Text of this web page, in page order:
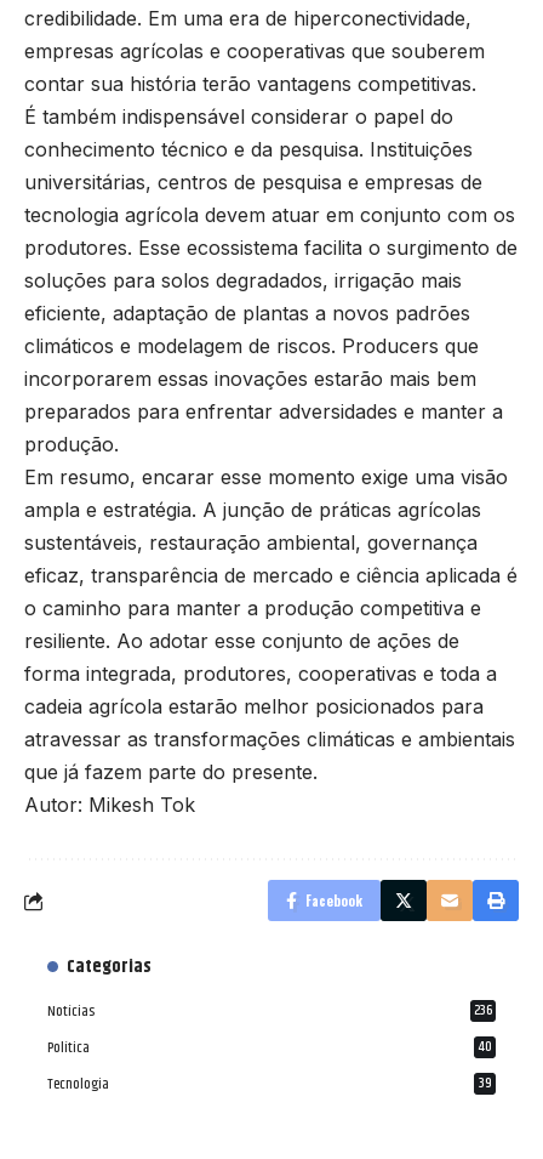
credibilidade. Em uma era de hiperconectividade,
empresas agrícolas e cooperativas que souberem
contar sua história terão vantagens competitivas.
É também indispensável considerar o papel do
conhecimento técnico e da pesquisa. Instituições
universitárias, centros de pesquisa e empresas de
tecnologia agrícola devem atuar em conjunto com os
produtores. Esse ecossistema facilita o surgimento de
soluções para solos degradados, irrigação mais
eficiente, adaptação de plantas a novos padrões
climáticos e modelagem de riscos. Producers que
incorporarem essas inovações estarão mais bem
preparados para enfrentar adversidades e manter a
produção.
Em resumo, encarar esse momento exige uma visão
ampla e estratégia. A junção de práticas agrícolas
sustentáveis, restauração ambiental, governança
eficaz, transparência de mercado e ciência aplicada é
o caminho para manter a produção competitiva e
resiliente. Ao adotar esse conjunto de ações de
forma integrada, produtores, cooperativas e toda a
cadeia agrícola estarão melhor posicionados para
atravessar as transformações climáticas e ambientais
que já fazem parte do presente.
Autor: Mikesh Tok
Facebook
Categorias
Notícias 236
Política 40
Tecnologia 39